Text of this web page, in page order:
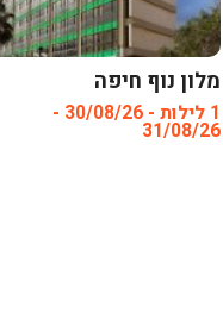
מלון נוף חיפה
1 לילות - 30/08/26 -
31/08/26